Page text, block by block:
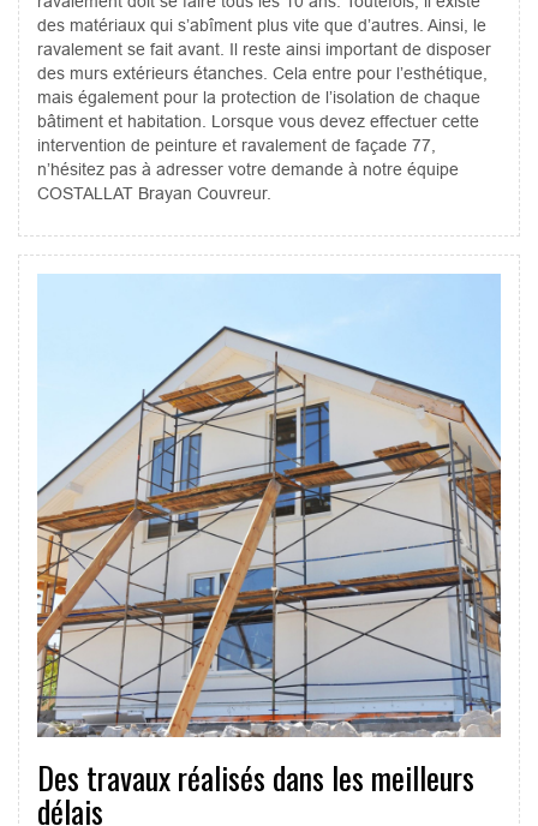
des matériaux qui s’abîment plus vite que d’autres. Ainsi, le
ravalement se fait avant. Il reste ainsi important de disposer
des murs extérieurs étanches. Cela entre pour l’esthétique,
mais également pour la protection de l’isolation de chaque
bâtiment et habitation. Lorsque vous devez effectuer cette
intervention de peinture et ravalement de façade 77,
n’hésitez pas à adresser votre demande à notre équipe
COSTALLAT Brayan Couvreur.
Des travaux réalisés dans les meilleurs
délais